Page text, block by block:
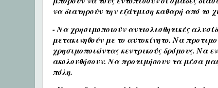
να διατηρούν την εξάτμιση καθαρή από το
- Να χρησιμοποιούν αντιολισθητικές
μετακινηθούν με το αυτοκίνητο. Να
χρησιμοποιώντας κεντρικούς δρόμους. Να
ακολουθήσουν. Να προτιμήσουν τα μέσα
πόλη.